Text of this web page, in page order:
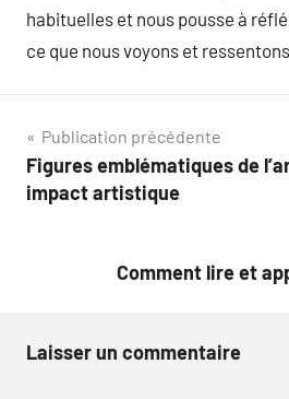
habituelles et nous pousse à
ce que nous voyons et
Navigation
de
Publication précédente
Figures emblématiques de
impact artistique
Comment lire et
Laisser un commentaire